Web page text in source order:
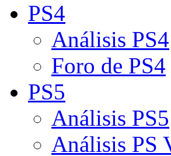
PS4
Análisis PS4
Foro de PS4
PS5
Análisis PS5
Análisis PS